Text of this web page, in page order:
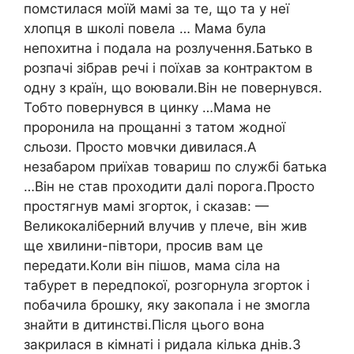
помстилася моїй мамі за те, що та у неї
хлопця в школі повела … Мама була
непохитна і подала на розлучення.Батько в
розпачі зібрав речі і поїхав за контрактом в
одну з країн, що воювали.Він не повернувся.
Тобто повернувся в цинку …Мама не
проронила на прощанні з татом жодної
сльози. Просто мовчки дивилася.А
незабаром приїхав товариш по службі батька
…Він не став проходити далі порога.Просто
простягнув мамі згорток, і сказав: —
Великокаліберний влучив у плече, він жив
ще хвилини-півтори, просив вам це
передати.Коли він пішов, мама сіла на
табурет в передпокої, розгорнула згорток і
побачила брошку, яку закопала і не змогла
знайти в дитинстві.Після цього вона
закрилася в кімнаті і ридала кілька днів.З